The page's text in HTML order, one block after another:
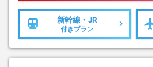
新幹線・JR
付きプラン